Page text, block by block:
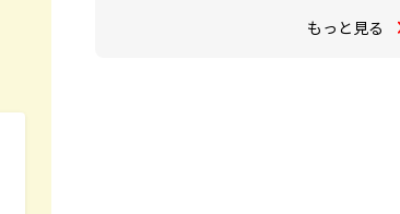
もっと見る